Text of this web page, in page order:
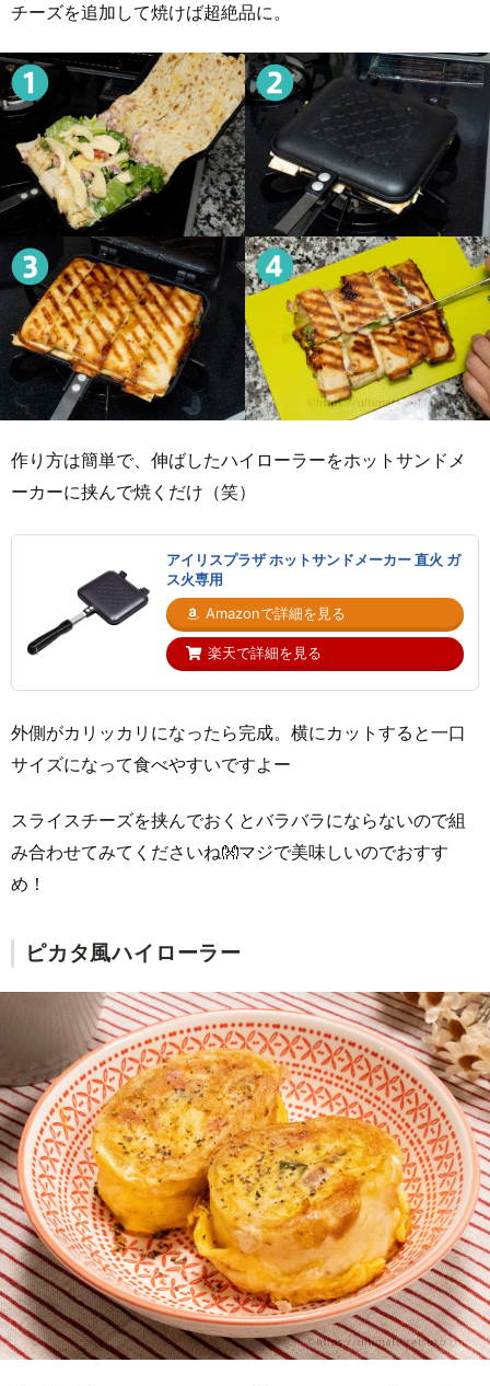
チーズを追加して焼けば超絶品に。
作り方は簡単で、伸ばしたハイローラーをホットサンドメ
ーカーに挟んで焼くだけ（笑）
アイリスプラザ ホットサンドメーカー 直火 ガ
ス火専用
Amazonで詳細を見る
楽天で詳細を見る
外側がカリッカリになったら完成。横にカットすると一口
サイズになって食べやすいですよー
スライスチーズを挟んでおくとバラバラにならないので組
み合わせてみてくださいね👐マジで美味しいのでおすす
め！
ピカタ風ハイローラー